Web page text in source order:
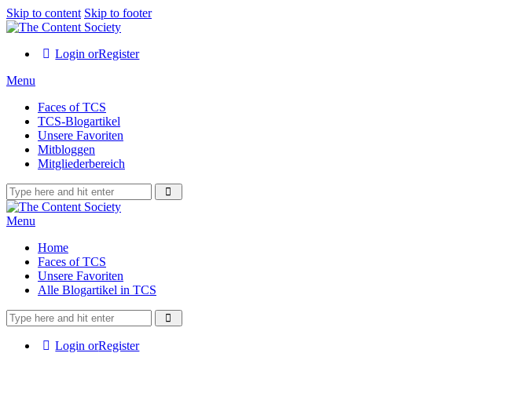
Skip to content Skip to footer
Login orRegister
Menu
Faces of TCS
TCS-Blogartikel
Unsere Favoriten
Mitbloggen
Mitgliederbereich
Menu
Home
Faces of TCS
Unsere Favoriten
Alle Blogartikel in TCS
Login orRegister